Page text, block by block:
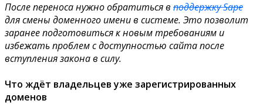
После переноса нужно обратиться в поддержку Sape
для смены доменного имени в системе. Это позволит
заранее подготовиться к новым требованиям и
избежать проблем с доступностью сайта после
вступления закона в силу.
Что ждёт владельцев уже зарегистрированных
доменов